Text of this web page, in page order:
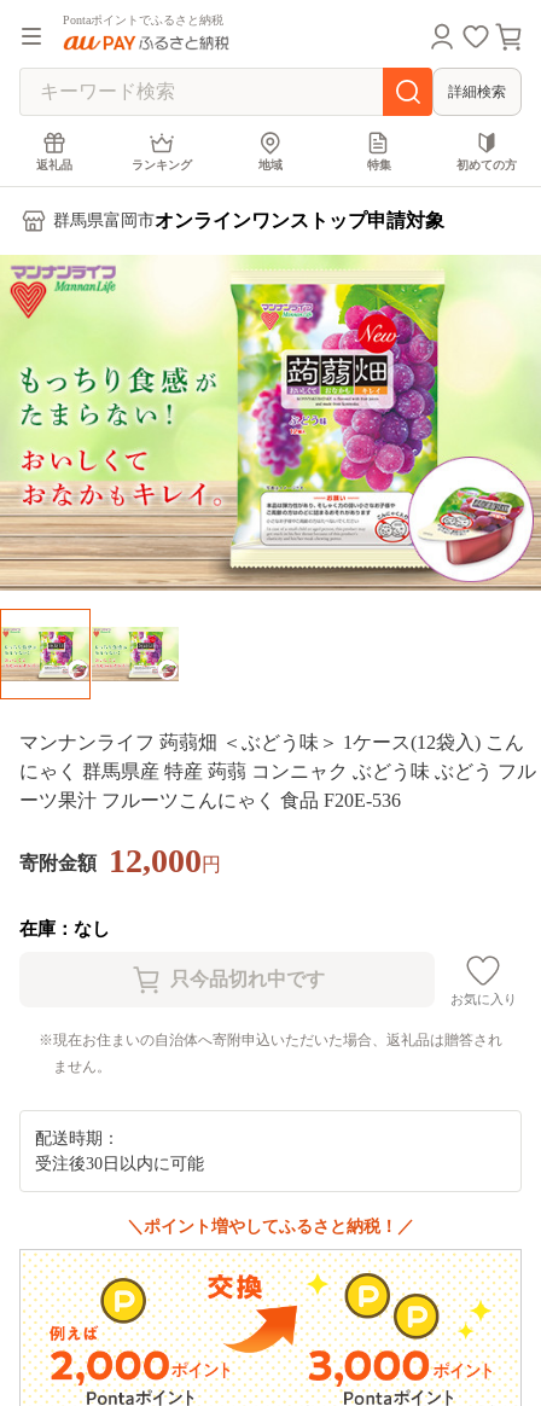
Pontaポイントでふるさと納税
詳細検索
返礼品 ランキング 地域 特集 初めての方
群馬県富岡市オンラインワンストップ申請対象
マンナンライフ 蒟蒻畑 ＜ぶどう味＞ 1ケース(12袋入) こん
にゃく 群馬県産 特産 蒟蒻 コンニャク ぶどう味 ぶどう フル
ーツ果汁 フルーツこんにゃく 食品 F20E-536
寄附金額 12,000円
在庫：なし
お気に入り
現在お住まいの自治体へ寄附申込いただいた場合、返礼品は贈答され
ません。
配送時期：
受注後30日以内に可能
＼ポイント増やしてふるさと納税！／